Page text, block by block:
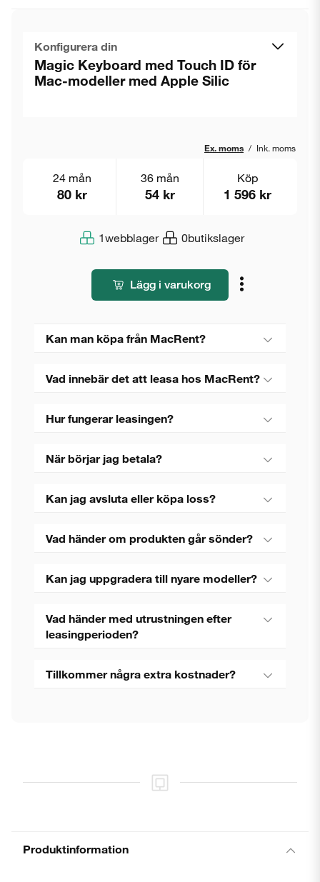
Konfigurera din
Magic Keyboard med Touch ID för
Mac-modeller med Apple Silic
Ex. moms / Ink. moms
1webblager 0butikslager
24 mån
80 kr
36 mån
54 kr
Köp
1 596 kr
Lägg i varukorg
Kan man köpa från MacRent?
Vad innebär det att leasa hos MacRent?
Hur fungerar leasingen?
När börjar jag betala?
Kan jag avsluta eller köpa loss?
Vad händer om produkten går sönder?
Kan jag uppgradera till nyare modeller?
Vad händer med utrustningen efter
leasingperioden?
Tillkommer några extra kostnader?
Produktinformation